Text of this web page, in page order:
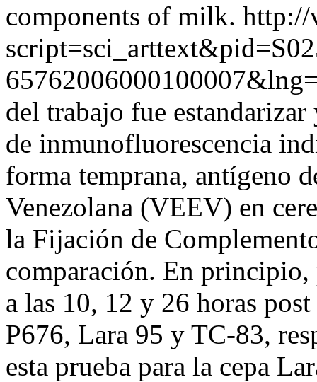
components of milk. http://
del trabajo fue
de inmunofluorescencia
forma temprana, antígeno
Venezolana (VEEV) en
la Fijación de
comparación. En
a las 10, 12 y 26 horas
P676, Lara 95 y TC-83,
esta prueba para la cepa